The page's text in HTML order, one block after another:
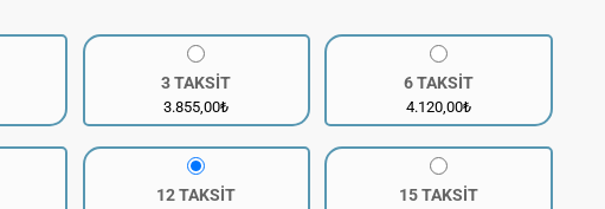
3 TAKSİT
3.855,00₺
6 TAKSİT
4.120,00₺
12 TAKSİT 15 TAKSİT